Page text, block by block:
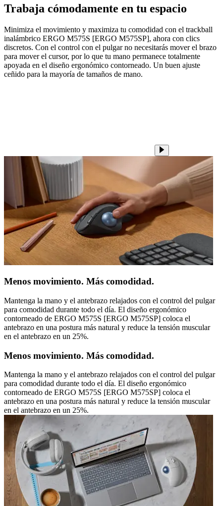
Trabaja cómodamente en tu espacio
Minimiza el movimiento y maximiza tu comodidad con el trackball
inalámbrico ERGO M575S [ERGO M575SP], ahora con clics
discretos. Con el control con el pulgar no necesitarás mover el brazo
para mover el cursor, por lo que tu mano permanece totalmente
apoyada en el diseño ergonómico contorneado. Un buen ajuste
ceñido para la mayoría de tamaños de mano.
Menos movimiento. Más comodidad.
Mantenga la mano y el antebrazo relajados con el control del pulgar
para comodidad durante todo el día. El diseño ergonómico
contorneado de ERGO M575S [ERGO M575SP] coloca el
antebrazo en una postura más natural y reduce la tensión muscular
en el antebrazo en un 25%.
Menos movimiento. Más comodidad.
Mantenga la mano y el antebrazo relajados con el control del pulgar
para comodidad durante todo el día. El diseño ergonómico
contorneado de ERGO M575S [ERGO M575SP] coloca el
antebrazo en una postura más natural y reduce la tensión muscular
en el antebrazo en un 25%.